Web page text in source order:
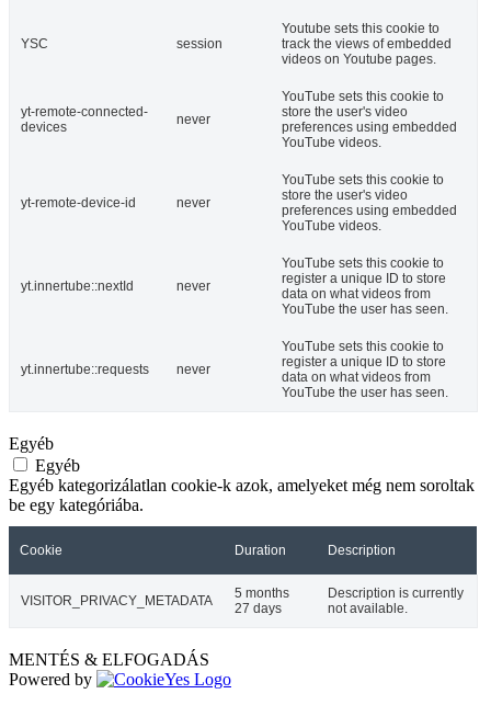
YSC session
Youtube sets this cookie to
track the views of embedded
videos on Youtube pages.
yt-remote-connected-
devices
never
YouTube sets this cookie to
store the user's video
preferences using embedded
YouTube videos.
yt-remote-device-id never
YouTube sets this cookie to
store the user's video
preferences using embedded
YouTube videos.
yt.innertube::nextId never
YouTube sets this cookie to
register a unique ID to store
data on what videos from
YouTube the user has seen.
yt.innertube::requests never
YouTube sets this cookie to
register a unique ID to store
data on what videos from
YouTube the user has seen.
Egyéb
Egyéb
Egyéb kategorizálatlan cookie-k azok, amelyeket még nem soroltak
be egy kategóriába.
Cookie Duration Description
VISITOR_PRIVACY_METADATA
5 months
27 days
Description is currently
not available.
MENTÉS & ELFOGADÁS
Powered by